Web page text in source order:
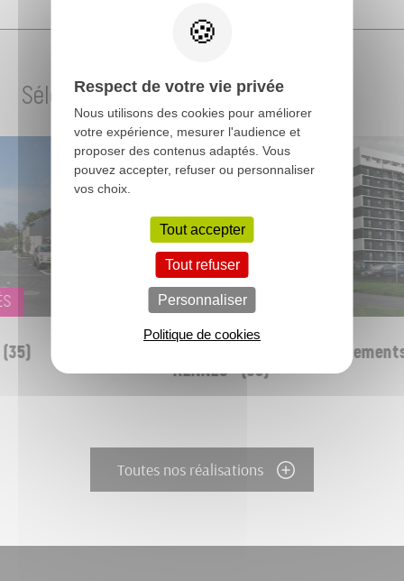
Sélection de projets
GRANDE RÉHABILITATION
Réhabilitation de 267 logements
RENNES - (35)
Toutes nos réalisations
Respect de votre vie privée
Nous utilisons des cookies pour améliorer
votre expérience, mesurer l'audience et
proposer des contenus adaptés. Vous
pouvez accepter, refuser ou personnaliser
vos choix.
Tout accepter
Tout refuser
Personnaliser
Politique de cookies